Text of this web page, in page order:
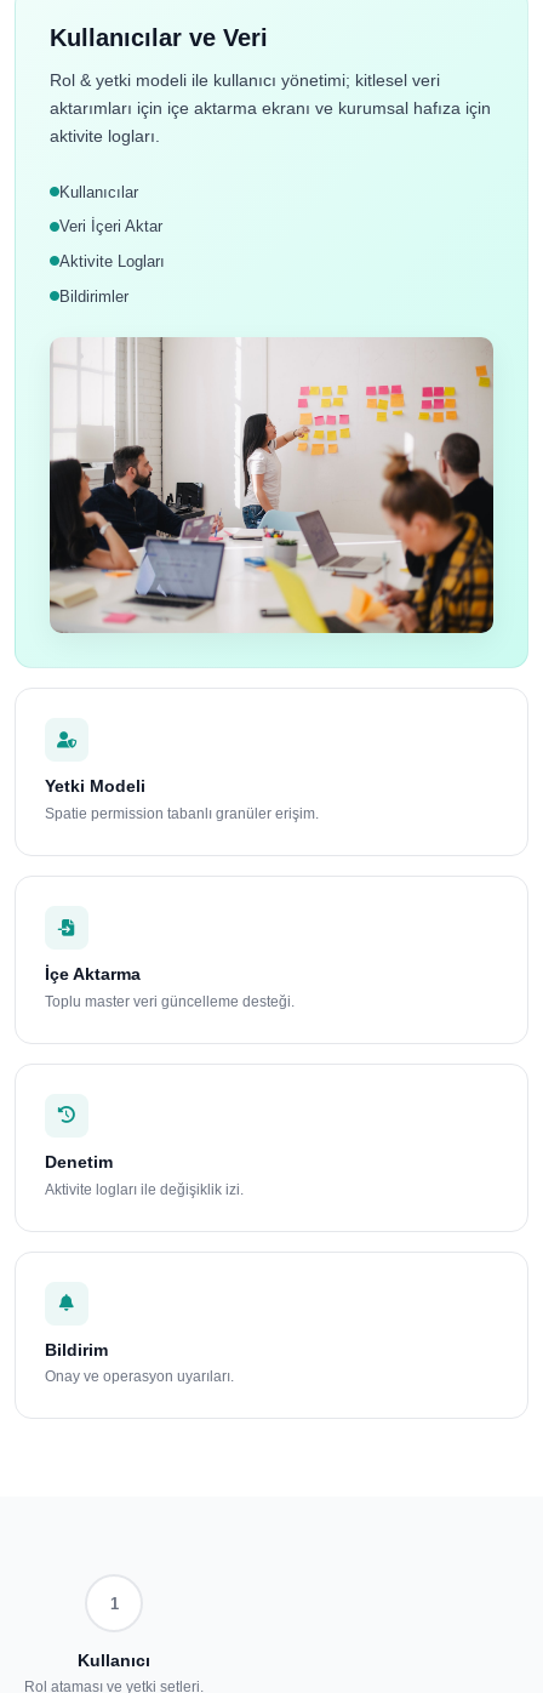
Kullanıcılar ve Veri
Rol & yetki modeli ile kullanıcı yönetimi; kitlesel veri
aktarımları için içe aktarma ekranı ve kurumsal hafıza için
aktivite logları.
Kullanıcılar
Veri İçeri Aktar
Aktivite Logları
Bildirimler
Yetki Modeli
Spatie permission tabanlı granüler erişim.
İçe Aktarma
Toplu master veri güncelleme desteği.
Denetim
Aktivite logları ile değişiklik izi.
Bildirim
Onay ve operasyon uyarıları.
1
Kullanıcı
Rol ataması ve yetki setleri.